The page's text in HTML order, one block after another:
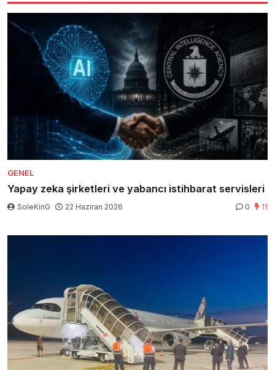
GENEL
Yapay zeka şirketleri ve yabancı istihbarat servisleri
SoleKinG 22 Haziran 2026 0 11